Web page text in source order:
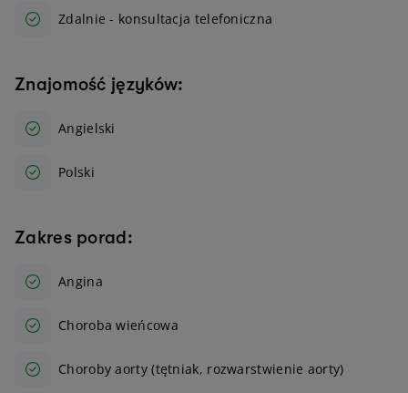
Zdalnie - konsultacja telefoniczna
Znajomość języków:
Angielski
Polski
Zakres porad:
Angina
Choroba wieńcowa
Choroby aorty (tętniak, rozwarstwienie aorty)